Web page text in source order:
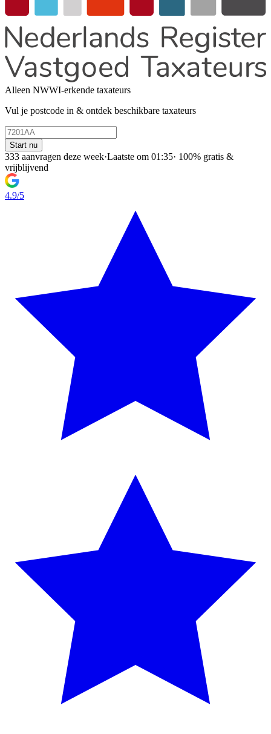
Alleen NWWI-erkende taxateurs
Vul je postcode in & ontdek beschikbare taxateurs
Start nu
333 aanvragen deze week·Laatste om 01:35· 100% gratis &
vrijblijvend
4.9/5